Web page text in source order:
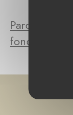
Parcourez
fondation